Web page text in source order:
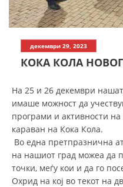
СТРУКТУРА
декември 29, 2023
КОКА КОЛА
На 25 и 26 декември
имаше можност да
програми и активности
караван на Кока Кола.
Во една претпразнична
на нашиот град можеа да
точки, меѓу кои и да го
Охрид на кој во текот на